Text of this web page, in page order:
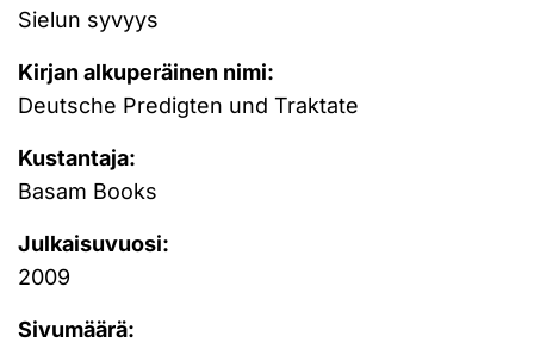
Sielun syvyys
Kirjan alkuperäinen nimi:
Deutsche Predigten und Traktate
Kustantaja:
Basam Books
Julkaisuvuosi:
2009
Sivumäärä: